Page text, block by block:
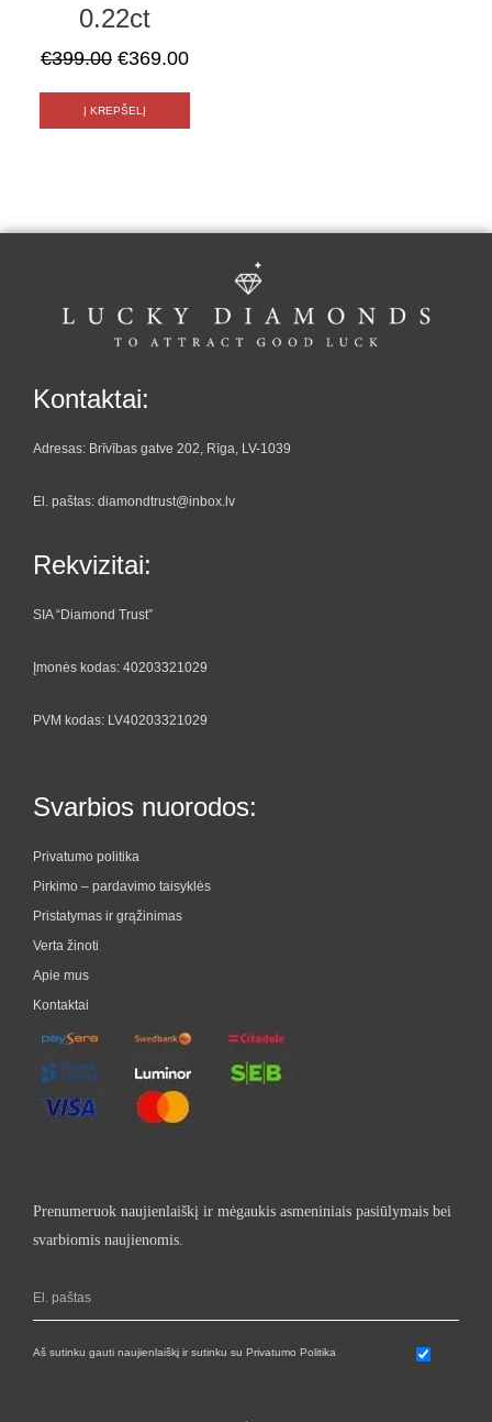
0.22ct
€399.00 €369.00
Į KREPŠELĮ
Kontaktai:
Adresas: Brīvības gatve 202, Rīga, LV-1039
El. paštas: diamondtrust@inbox.lv
Rekvizitai:
SIA “Diamond Trust”
Įmonės kodas: 40203321029
PVM kodas: LV40203321029
Svarbios nuorodos:
Privatumo politika
Pirkimo – pardavimo taisyklės
Pristatymas ir grąžinimas
Verta žinoti
Apie mus
Kontaktai
Prenumeruok naujienlaiškį ir mėgaukis asmeniniais pasiūlymais bei
svarbiomis naujienomis.
Aš sutinku gauti naujienlaiškį ir sutinku su Privatumo Politika